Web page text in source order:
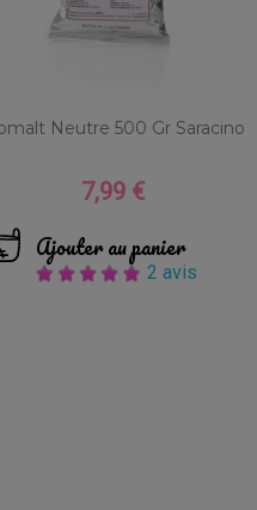
Neutre 500 Gr Saracino
Prix
7,99 €
Ajouter au panier
2 avis